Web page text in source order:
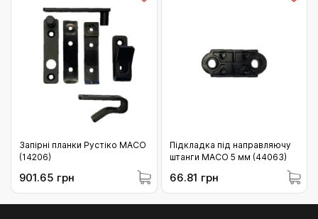
Запірні планки Рустіко MACO
(14206)
901.65 грн
Підкладка під направляючу
штанги MACO 5 мм (44063)
66.81 грн